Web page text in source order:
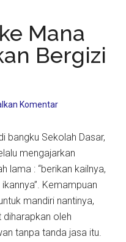
Mana
Bergizi
Komentar
bangku Sekolah Dasar,
mengajarkan
lama : “berikan kailnya,
ikannya”. Kemampuan
mandiri nantinya,
diharapkan oleh
tanpa tanda jasa itu.